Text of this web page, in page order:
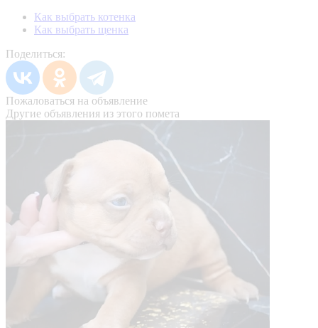
Как выбрать котенка
Как выбрать щенка
Поделиться:
Пожаловаться на объявление
Другие объявления из этого помета